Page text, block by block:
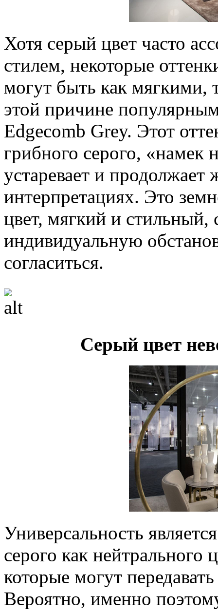
Хотя серый цвет часто
стилем, некоторые
могут быть как
этой причине
Edgecomb Grey. Этот
грибного серого, «намек
устаревает и
интерпретациях. Это
цвет, мягкий и стильный,
индивидуальную
согласиться.
Серый цвет
Универсальность
серого как нейтрального
которые могут
Вероятно, именно